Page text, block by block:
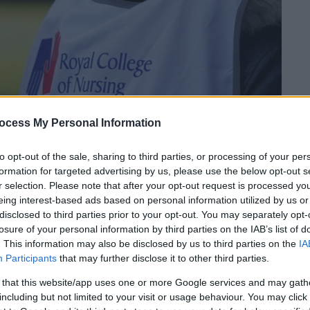
My Personal Information
opt-out of the sale, sharing to third parties, or processing of your
for targeted advertising by us, please use the below opt-out
selection. Please note that after your opt-out request is processed
interest-based ads based on personal information utilized by us
to third parties prior to your opt-out. You may separately
of your personal information by third parties on the IAB’s list of
This information may also be disclosed by us to third parties on the
Participants that may further disclose it to other third parties.
that this website/app uses one or more Google services and may
but not limited to your visit or usage behaviour. You may
άνθρωποι χάνουν τη ζωή τους κάθε
τμήματα επειγόντωνπεριστατικών
υγειονομικοί.
College of Emergency Medicine,
προηγούμενες προειδοποιήσεις του
που αντιμετωπίζουν τα νοσοκομεία, με
covid-19.